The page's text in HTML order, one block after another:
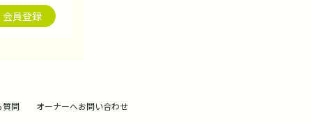
会員登録
質問 オーナーへお問い合わせ